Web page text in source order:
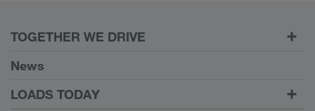
TOGETHER WE DRIVE
WE LOAD
Carrier Services
News
LOADS TODAY